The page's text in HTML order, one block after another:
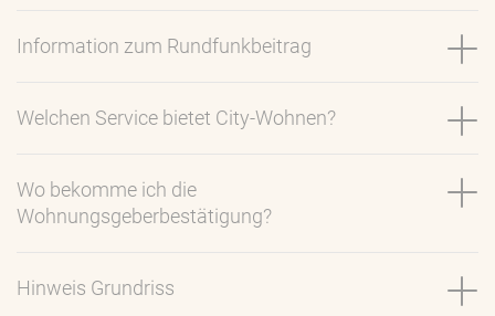
Information zum Rundfunkbeitrag
Welchen Service bietet City-Wohnen?
Wo bekomme ich die
Wohnungsgeberbestätigung?
Hinweis Grundriss